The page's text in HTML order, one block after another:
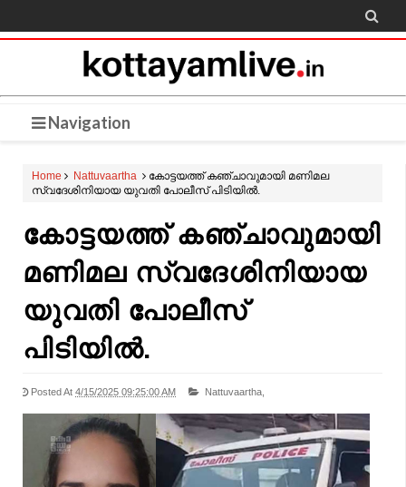

Navigation
Home Nattuvaartha
കോട്ടയത്ത് കഞ്ചാവുമായി മണിമല
സ്വദേശിനിയായ യുവതി പോലീസ് പിടിയിൽ.
കോട്ടയത്ത് കഞ്ചാവുമായി
മണിമല സ്വദേശിനിയായ
യുവതി പോലീസ്
പിടിയിൽ.
Posted At 4/15/2025 09:25:00 AM Nattuvaartha,